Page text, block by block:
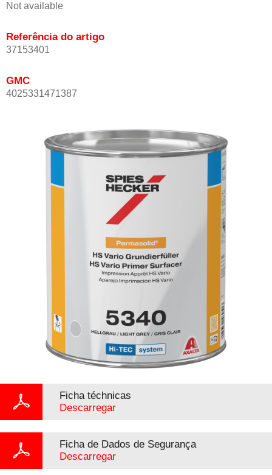
Not available
Referência do artigo
37153401
GMC
4025331471387
Ficha téchnicas
Descarregar
Ficha de Dados de Segurança
Descarregar